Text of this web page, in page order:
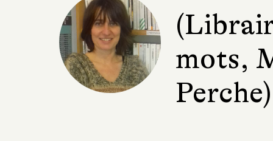
mots,
Perche)